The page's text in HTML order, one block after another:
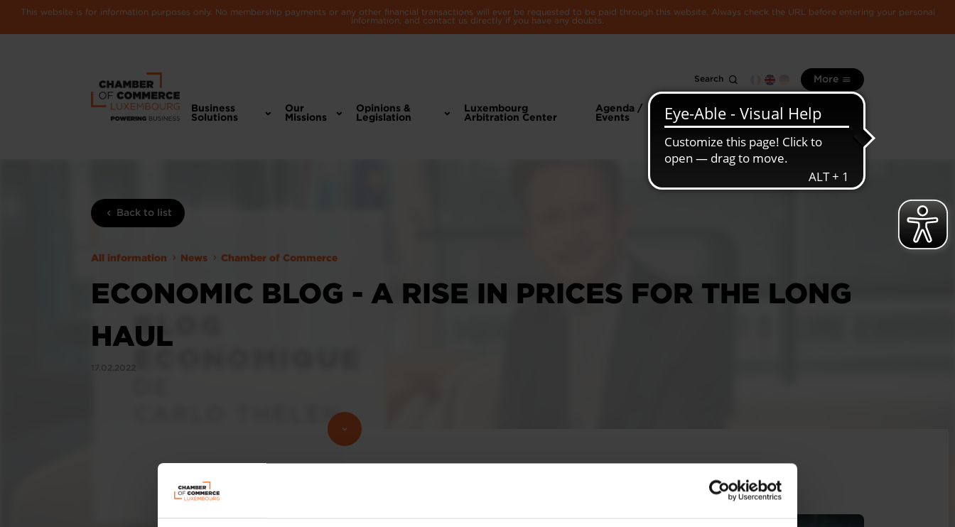
This website is for information purposes only. No membership payments or any other financial transactions will ever be requested to be paid through this website. Always check the URL before entering your personal
information, and contact us directly if you have any doubts.
Search More
Business
Solutions
Our
Missions
Opinions &
Legislation
Luxembourg
Arbitration Center
Agenda /
Events
information
Luxembourg
economy
Back to list
All information News Chamber of Commerce
ECONOMIC BLOG - A RISE IN PRICES FOR THE LONG
HAUL
17.02.2022